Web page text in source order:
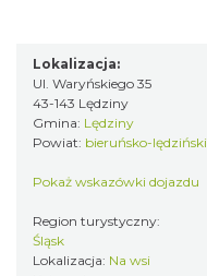
Lokalizacja:
Ul. Waryńskiego 35
43-143 Lędziny
Gmina: Lędziny
Powiat: bieruńsko-lędziński
Pokaż wskazówki dojazdu
Region turystyczny:
Śląsk
Lokalizacja: Na wsi